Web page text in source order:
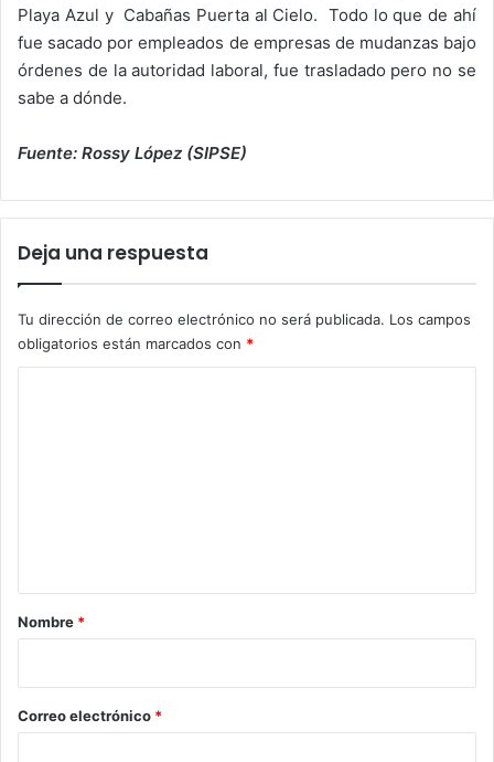
Playa Azul y Cabañas Puerta al Cielo. Todo lo que de ahí
fue sacado por empleados de empresas de mudanzas bajo
órdenes de la autoridad laboral, fue trasladado pero no se
sabe a dónde.
Fuente: Rossy López (SIPSE)
Deja una respuesta
Tu dirección de correo electrónico no será publicada. Los campos
obligatorios están marcados con *
r
*
Nombre *
Correo electrónico *